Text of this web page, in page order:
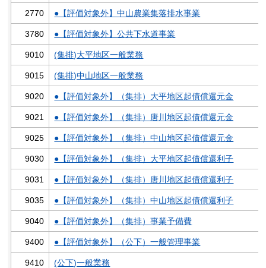
2770 ●【評価対象外】中山農業集落排水事業
3780 ●【評価対象外】公共下水道事業
9010 (集排)大平地区一般業務
9015 (集排)中山地区一般業務
9020 ●【評価対象外】（集排）大平地区起債償還元金
9021 ●【評価対象外】（集排）唐川地区起債償還元金
9025 ●【評価対象外】（集排）中山地区起債償還元金
9030 ●【評価対象外】（集排）大平地区起債償還利子
9031 ●【評価対象外】（集排）唐川地区起債償還利子
9035 ●【評価対象外】（集排）中山地区起債償還利子
9040 ●【評価対象外】（集排）事業予備費
9400 ●【評価対象外】（公下）一般管理事業
9410 (公下)一般業務